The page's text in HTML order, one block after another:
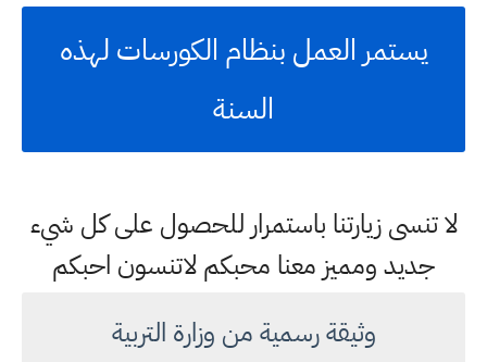
يستمر العمل بنظام الكورسات لهذه
السنة
لا تنسى زيارتنا باستمرار للحصول على كل شيء
جديد ومميز معنا محبكم لاتنسون احبكم
وثيقة رسمية من وزارة التربية